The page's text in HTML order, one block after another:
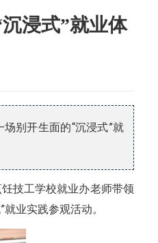
浸式”就业体
别开生面的“沉浸式”就
技工学校就业办老师带领
业实践参观活动。